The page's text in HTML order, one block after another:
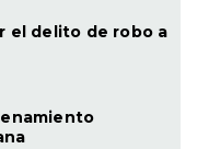
el delito de robo a